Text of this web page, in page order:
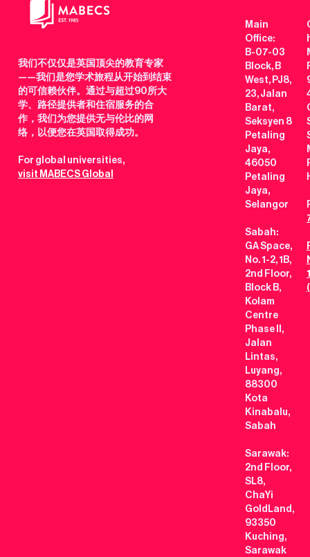
我们不仅仅是英国顶尖的教育专家
——我们是您学术旅程从开始到结束
的可信赖伙伴。通过与超过90所大
学、路径提供者和住宿服务的合
作，我们为您提供无与伦比的网
络，以便您在英国取得成功。
For global universities,
visit MABECS Global
Main
Office:
B-07-03
Block, B
West, PJ8,
23, Jalan
Barat,
Seksyen 8
Petaling
Jaya,
46050
Petaling
Jaya,
Selangor
Sabah:
GA Space,
No. 1-2, 1B,
2nd Floor,
Block B,
Kolam
Centre
Phase II,
Jalan
Lintas,
Luyang,
88300
Kota
Kinabalu,
Sabah
Sarawak:
2nd Floor,
SL8,
ChaYi
GoldLand,
93350
Kuching,
Sarawak